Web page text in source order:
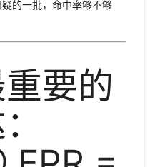
的一批，命中率够不够
要的